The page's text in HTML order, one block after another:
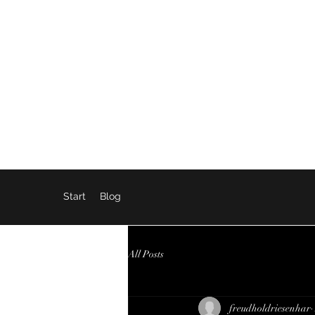
Start Blog
All Posts
freudholdriesenhar